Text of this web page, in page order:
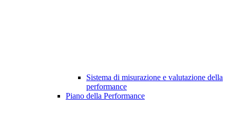
Sistema di misurazione e valutazione della
performance
Piano della Performance